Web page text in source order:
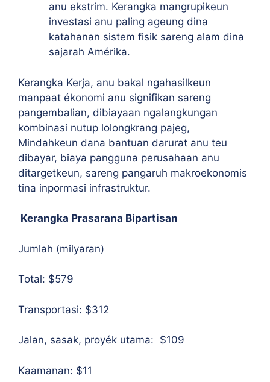
anu ekstrim. Kerangka mangrupikeun
investasi anu paling ageung dina
katahanan sistem fisik sareng alam dina
sajarah Amérika.
Kerangka Kerja, anu bakal ngahasilkeun
manpaat ékonomi anu signifikan sareng
pangembalian, dibiayaan ngalangkungan
kombinasi nutup lolongkrang pajeg,
Mindahkeun dana bantuan darurat anu teu
dibayar, biaya pangguna perusahaan anu
ditargetkeun, sareng pangaruh makroekonomis
tina inpormasi infrastruktur.
Kerangka Prasarana Bipartisan
Jumlah (milyaran)
Total: $579
Transportasi: $312
Jalan, sasak, proyék utama: $109
Kaamanan: $11